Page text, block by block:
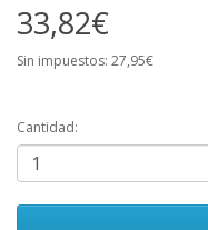
33,82€
Sin impuestos: 27,95€
Cantidad: